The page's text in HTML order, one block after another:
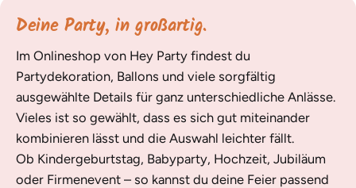
Deine Party, in großartig.
Im Onlineshop von Hey Party findest du
Partydekoration, Ballons und viele sorgfältig
ausgewählte Details für ganz unterschiedliche Anlässe.
Vieles ist so gewählt, dass es sich gut miteinander
kombinieren lässt und die Auswahl leichter fällt.
Ob Kindergeburtstag, Babyparty, Hochzeit, Jubiläum
oder Firmenevent – so kannst du deine Feier passend